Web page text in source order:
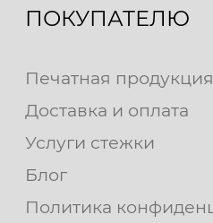
ПОКУПАТЕЛЮ
Печатная продукция
Доставка и оплата
Услуги стежки
Блог
Политика